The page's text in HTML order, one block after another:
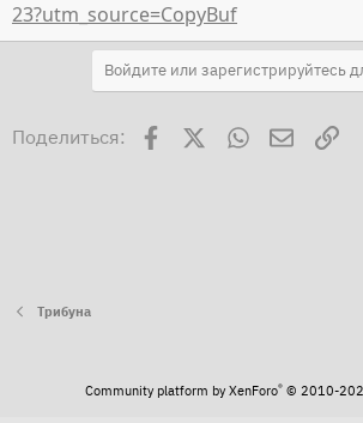
23?utm_source=CopyBuf
Войдите или зарегистрируйтесь
Поделиться: Facebook WhatsApp
Трибуна
Community platform by XenForo® © 2010-